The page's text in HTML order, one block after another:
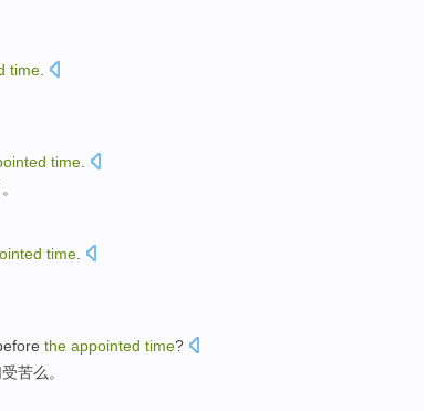
time.
time
。
time
the appointed time?
受苦么。